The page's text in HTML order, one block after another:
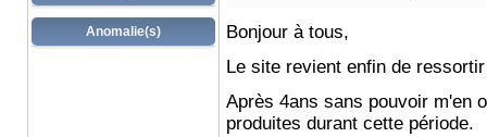
Anomalie(s)
Bonjour à tous,
Le site revient enfin de
Après 4ans sans pouvoir m'en
produites durant cette période.